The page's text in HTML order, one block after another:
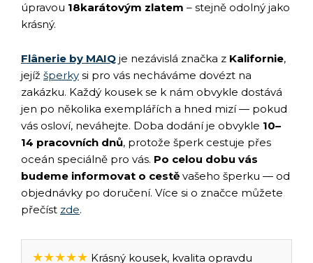
úpravou 18karátovým zlatem – stejně odolný jako
krásný.
Flânerie by MAIQ je nezávislá značka z Kalifornie,
jejíž šperky si pro vás necháváme dovézt na
zakázku. Každý kousek se k nám obvykle dostává
jen po několika exemplářích a hned mizí — pokud
vás osloví, neváhejte. Doba dodání je obvykle 10–
14 pracovních dnů, protože šperk cestuje přes
oceán speciálně pro vás. Po celou dobu vás
budeme informovat o cestě vašeho šperku — od
objednávky po doručení. Více si o značce můžete
přečíst zde.
★★★★★ Krásný kousek, kvalita opravdu